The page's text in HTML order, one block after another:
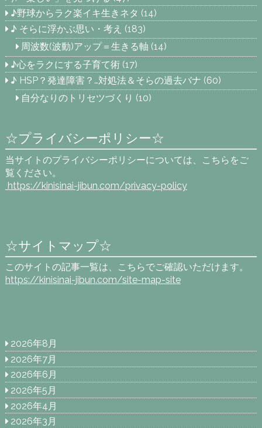
♪野球からラク楽イキ生きネタ (14)
♪ そらに浮かぶ思い・考え (183)
周波数(波動)アップ＝生きる軸 (14)
♪心をラクにする子育て術 (17)
♪ HSP？発達障害？…対処法＆そらの過去バナ (60)
自分なりのトリセツづくり (10)
☆プライバシーポリシー☆
当サイトのプライバシーポリシーについては、こちらをご
覧ください。
https://kinisinai-jibun.com/privacy-policy
☆サイトマップ☆
このサイトの記事一覧は、こちらでご確認いただけます。
https://kinisinai-jibun.com/site-map-site
2026年8月
2026年7月
2026年6月
2026年5月
2026年4月
2026年3月